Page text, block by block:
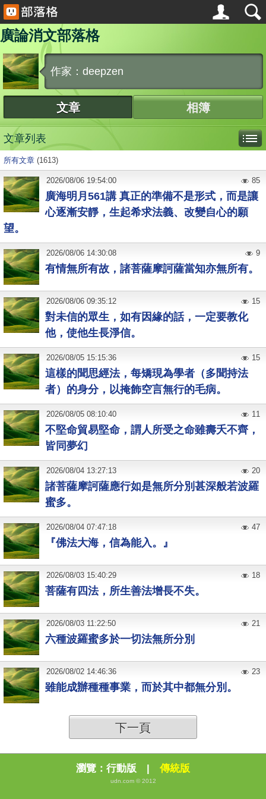
廣論消文部落格
作家：deepzen
文章 相簿
文章列表
所有文章 (1613)
廣海明月561講 真正的準備不是形式，而是讓
心逐漸安靜，生起希求法義、改變自心的願
望。
2026/08/06 19:54:00 85
有情無所有故，諸菩薩摩訶薩當知亦無所有。
2026/08/06 14:30:08 9
對未信的眾生，如有因緣的話，一定要教化
他，使他生長淨信。
2026/08/06 09:35:12 15
這樣的聞思經法，每矯現為學者（多聞持法
者）的身分，以掩飾空言無行的毛病。
2026/08/05 15:15:36 15
不堅命貿易堅命，謂人所受之命雖壽夭不齊，
皆同夢幻
2026/08/05 08:10:40 11
諸菩薩摩訶薩應行如是無所分別甚深般若波羅
蜜多。
2026/08/04 13:27:13 20
『佛法大海，信為能入。』
2026/08/04 07:47:18 47
菩薩有四法，所生善法增長不失。
2026/08/03 15:40:29 18
六種波羅蜜多於一切法無所分別
2026/08/03 11:22:50 21
雖能成辦種種事業，而於其中都無分別。
2026/08/02 14:46:36 23
下一頁
瀏覽： 行動版 | 傳統版
udn.com © 2012